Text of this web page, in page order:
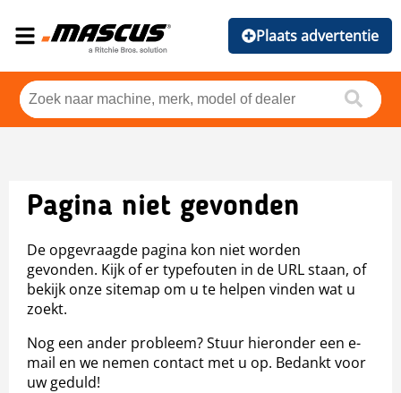
Plaats advertentie
Pagina niet gevonden
De opgevraagde pagina kon niet worden
gevonden. Kijk of er typefouten in de URL staan, of
bekijk onze sitemap om u te helpen vinden wat u
zoekt.
Nog een ander probleem? Stuur hieronder een e-
mail en we nemen contact met u op. Bedankt voor
uw geduld!